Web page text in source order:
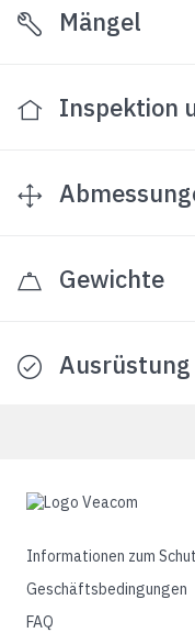
Mängel
Inspektion
Gewichte
Ausrüstung
Informationen zum
Geschäftsbedingungen
FAQ